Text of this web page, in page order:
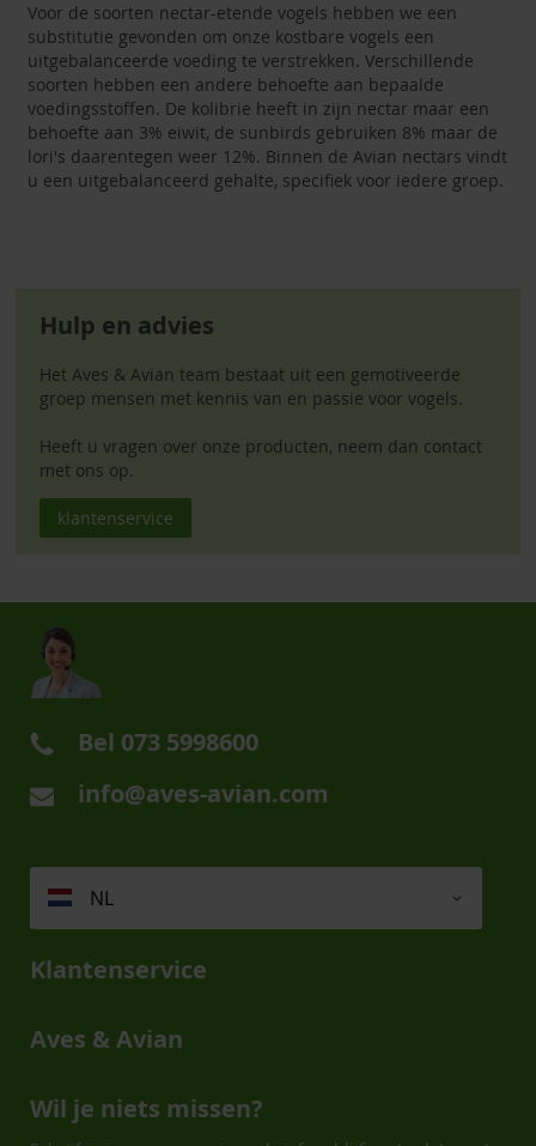
Voor de soorten nectar-etende vogels hebben we een
substitutie gevonden om onze kostbare vogels een
uitgebalanceerde voeding te verstrekken. Verschillende
soorten hebben een andere behoefte aan bepaalde
voedingsstoffen. De kolibrie heeft in zijn nectar maar een
behoefte aan 3% eiwit, de sunbirds gebruiken 8% maar de
lori's daarentegen weer 12%. Binnen de Avian nectars vindt
u een uitgebalanceerd gehalte, specifiek voor iedere groep.
Hulp en advies
Het Aves & Avian team bestaat uit een gemotiveerde
groep mensen met kennis van en passie voor vogels.
Heeft u vragen over onze producten, neem dan contact
met ons op.
klantenservice
Bel 073 5998600
info@aves-avian.com
NL
Klantenservice
Aves & Avian
Wil je niets missen?